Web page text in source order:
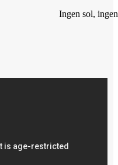
Ingen sol,